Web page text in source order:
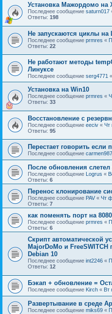
Установка Мажордомо на
Последнее сообщение saturn017
Ответы: 198
Не запускаются циклы
Последнее сообщение prmres «
Ответы: 22
Не работают методы
Линуксе
Последнее сообщение serg4771 «
Установка на Win10
Последнее сообщение prmres «
Ответы: 33
Восстановление с
Последнее сообщение eeciv « Чт
Ответы: 95
Перестает говорить если
Последнее сообщение carmen987
После обновления слетел
Последнее сообщение Logrus «
Ответы: 6
Перенос клонирование
Последнее сообщение PAV « Чт
Ответы: 7
как поменять порт на 8080
Последнее сообщение prmres «
Ответы: 6
Скрипт автоматической
MajorDoMo и
Debian 10
Последнее сообщение int2246 «
Ответы: 12
Бэкап + обновление =
Последнее сообщение Kirch « Вт
Развертывание в среде
Последнее сообщение miks69 «